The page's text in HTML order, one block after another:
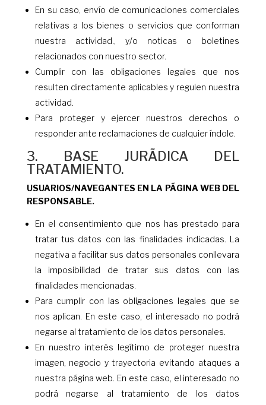
En su caso, envío de comunicaciones comerciales
relativas a los bienes o servicios que conforman
nuestra actividad., y/o noticas o boletines
relacionados con nuestro sector.
Cumplir con las obligaciones legales que nos
resulten directamente aplicables y regulen nuestra
actividad.
Para proteger y ejercer nuestros derechos o
responder ante reclamaciones de cualquier índole.
3. BASE JURÃDICA DEL
TRATAMIENTO.
USUARIOS/NAVEGANTES EN LA PÃGINA WEB DEL
RESPONSABLE.
En el consentimiento que nos has prestado para
tratar tus datos con las finalidades indicadas. La
negativa a facilitar sus datos personales conllevara
la imposibilidad de tratar sus datos con las
finalidades mencionadas.
Para cumplir con las obligaciones legales que se
nos aplican. En este caso, el interesado no podrá
negarse al tratamiento de los datos personales.
En nuestro interés legítimo de proteger nuestra
imagen, negocio y trayectoria evitando ataques a
nuestra página web. En este caso, el interesado no
podrá negarse al tratamiento de los datos